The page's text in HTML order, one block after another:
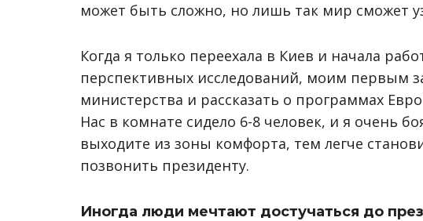
может быть сложно, но лишь так мир сможет
Когда я только переехала в Киев и начала
перспективных исследований, моим первым
министерства и рассказать о программах
Нас в комнате сидело 6-8 человек, и я очень
выходите из зоны комфорта, тем легче
позвонить президенту.
Иногда люди мечтают достучаться до